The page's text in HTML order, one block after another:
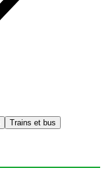
Trains et bus